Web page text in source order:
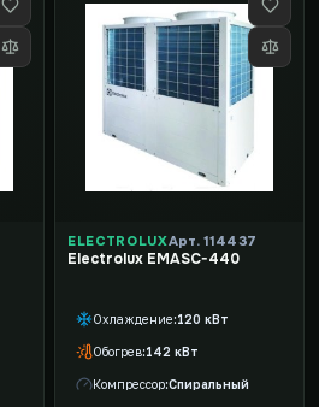
ELECTROLUXАрт. 114437
Electrolux EMASC-440
Охлаждение 120 кВт
Обогрев 142 кВт
Компрессор Спиральный